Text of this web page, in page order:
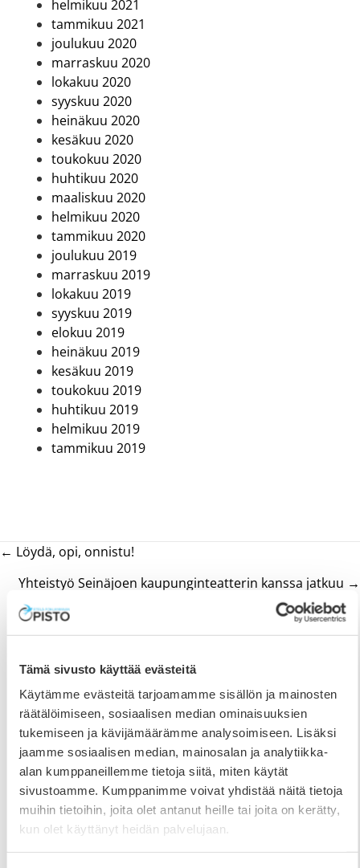
Tämä sivusto käyttää evästeitä
Käytämme evästeitä tarjoamamme sisällön ja mainosten
räätälöimiseen, sosiaalisen median ominaisuuksien
tukemiseen ja kävijämäärämme analysoimiseen. Lisäksi
jaamme sosiaalisen median, mainosalan ja analytiikka-
alan kumppaneillemme tietoja siitä, miten käytät
sivustoamme. Kumppanimme voivat yhdistää näitä tietoja
muihin tietoihin, joita olet antanut heille tai joita on kerätty,
kun olet käyttänyt heidän palvelujaan.
helmikuu 2021
tammikuu 2021
joulukuu 2020
marraskuu 2020
lokakuu 2020
syyskuu 2020
heinäkuu 2020
kesäkuu 2020
toukokuu 2020
huhtikuu 2020
maaliskuu 2020
helmikuu 2020
tammikuu 2020
joulukuu 2019
marraskuu 2019
lokakuu 2019
syyskuu 2019
elokuu 2019
heinäkuu 2019
kesäkuu 2019
toukokuu 2019
huhtikuu 2019
helmikuu 2019
tammikuu 2019
Posts
navigation
← Löydä, opi, onnistu!
Yhteistyö Seinäjoen kaupunginteatterin kanssa jatkuu →